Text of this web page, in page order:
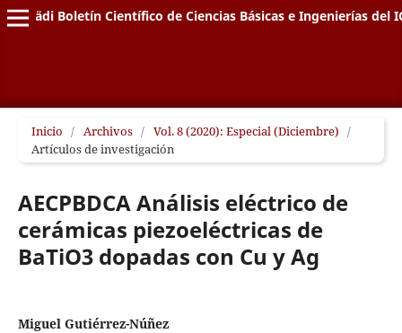
Pädi Boletín Científico de Ciencias Básicas e Ingenierías del
Inicio / Archivos / Vol. 8 (2020): Especial (Diciembre) /
Artículos de investigación
AECPBDCA Análisis eléctrico de
cerámicas piezoeléctricas de
BaTiO3 dopadas con Cu y Ag
Miguel Gutiérrez-Núñez